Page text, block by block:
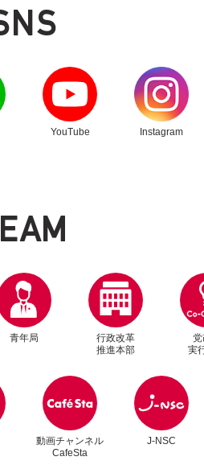
ンク
YouTube
別ウィンドウリンク
Instagram
別ウィンドウリンク
EAM
青年局
行政改革
推進本部
実
ンク
動画チャンネル
CafeSta
J-NSC